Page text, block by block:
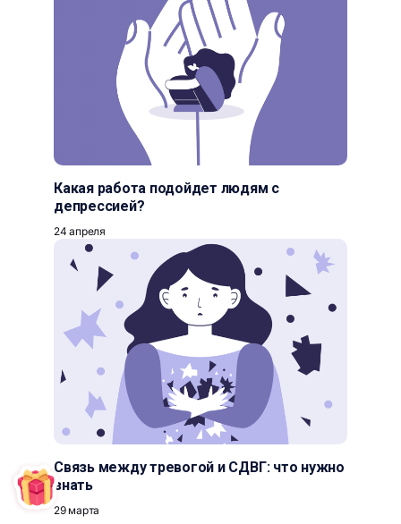
Какая работа подойдет людям с
депрессией?
24 апреля
Связь между тревогой и СДВГ: что нужно
знать
29 марта